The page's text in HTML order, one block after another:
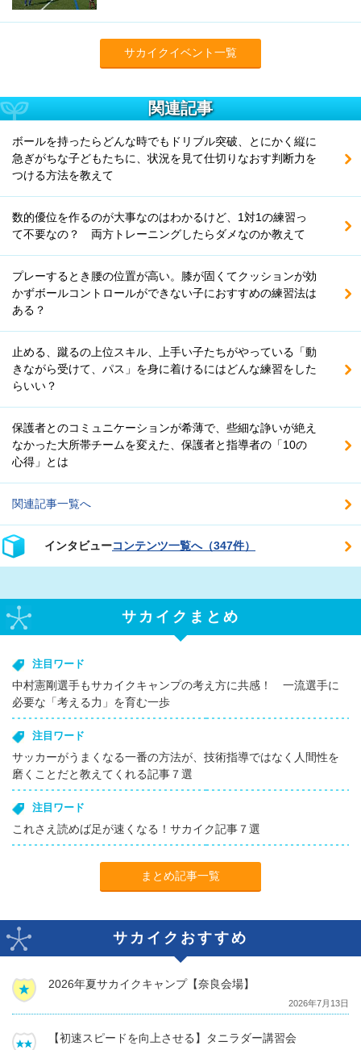
サカイクイベント一覧
関連記事
ボールを持ったらどんな時でもドリブル突破、とにかく縦に
急ぎがちな子どもたちに、状況を見て仕切りなおす判断力を
つける方法を教えて
数的優位を作るのが大事なのはわかるけど、1対1の練習っ
て不要なの？ 両方トレーニングしたらダメなのか教えて
プレーするとき腰の位置が高い。膝が固くてクッションが効
かずボールコントロールができない子におすすめの練習法は
ある？
止める、蹴るの上位スキル、上手い子たちがやっている「動
きながら受けて、パス」を身に着けるにはどんな練習をした
らいい？
保護者とのコミュニケーションが希薄で、些細な諍いが絶え
なかった大所帯チームを変えた、保護者と指導者の「10の
心得」とは
関連記事一覧へ
インタビューコンテンツ一覧へ（347件）
サカイクまとめ
注目ワード
中村憲剛選手もサカイクキャンプの考え方に共感！ 一流選手に
必要な「考える力」を育む一歩
注目ワード
サッカーがうまくなる一番の方法が、技術指導ではなく人間性を
磨くことだと教えてくれる記事７選
注目ワード
これさえ読めば足が速くなる！サカイク記事７選
まとめ記事一覧
サカイクおすすめ
2026年夏サカイクキャンプ【奈良会場】
2026年7月13日
【初速スピードを向上させる】タニラダー講習会